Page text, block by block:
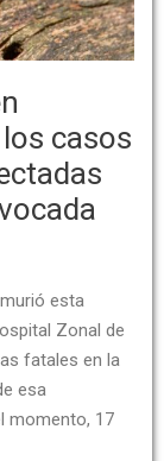
casos
esta
Zonal de
fatales en la
esa
momento, 17